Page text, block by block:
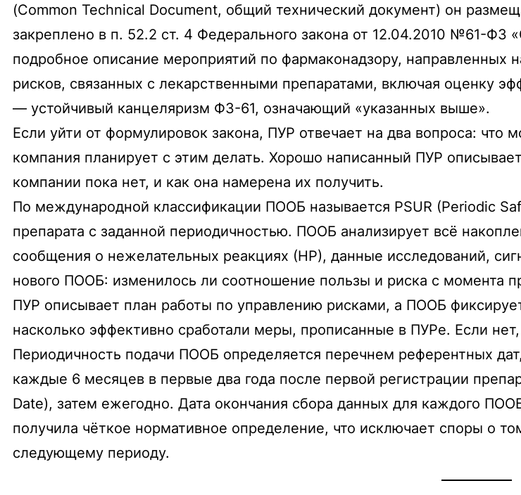
(Common Technical Document, общий технический документ) он
закреплено в п. 52.2 ст. 4 Федерального закона от 12.04.2010 №61-ФЗ
подробное описание мероприятий по фармаконадзору,
рисков, связанных с лекарственными препаратами, включая оценку
— устойчивый канцеляризм ФЗ-61, означающий «указанных выше».
Если уйти от формулировок закона, ПУР отвечает на два вопроса: что
компания планирует с этим делать. Хорошо написанный ПУР
компании пока нет, и как она намерена их получить.
По международной классификации ПООБ называется PSUR (Periodic
препарата с заданной периодичностью. ПООБ анализирует всё
сообщения о нежелательных реакциях (НР), данные исследований,
нового ПООБ: изменилось ли соотношение пользы и риска с момента
ПУР описывает план работы по управлению рисками, а ПООБ
насколько эффективно сработали меры, прописанные в ПУРе. Если
Периодичность подачи ПООБ определяется перечнем референтных
каждые 6 месяцев в первые два года после первой регистрации
Date), затем ежегодно. Дата окончания сбора данных для каждого
получила чёткое нормативное определение, что исключает споры о
следующему периоду.